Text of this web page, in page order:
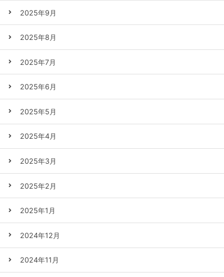
2025年9月
2025年8月
2025年7月
2025年6月
2025年5月
2025年4月
2025年3月
2025年2月
2025年1月
2024年12月
2024年11月